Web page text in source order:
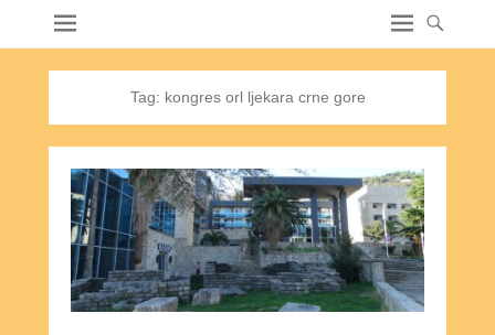
Tag: kongres orl ljekara crne gore